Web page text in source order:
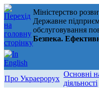
Міністерство
Державне
обслуговування
Безпека.
Про Украерорух
Основні
діяльності